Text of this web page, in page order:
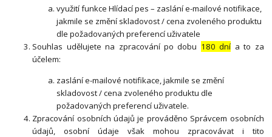
využití funkce Hlídací pes – zaslání e-mailové notifikace,
jakmile se změní skladovost / cena zvoleného produktu
dle požadovaných preferencí uživatele
Souhlas udělujete na zpracování po dobu 180 dní a to za
účelem:
zaslání e-mailové notifikace, jakmile se změní
skladovost / cena zvoleného produktu dle
požadovaných preferencí uživatele.
Zpracování osobních údajů je prováděno Správcem osobních
údajů, osobní údaje však mohou zpracovávat i tito